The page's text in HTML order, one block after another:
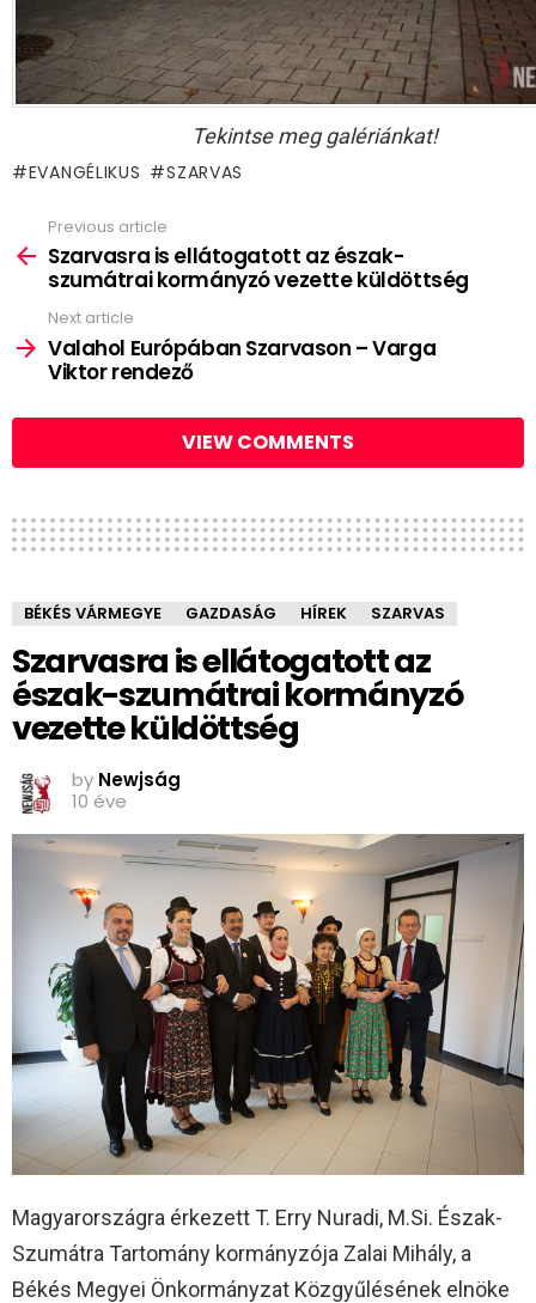
Tekintse meg galériánkat!
EVANGÉLIKUS SZARVAS
more
Previous article
Szarvasra is ellátogatott az észak-
szumátrai kormányzó vezette küldöttség
Next article
Valahol Európában Szarvason – Varga
Viktor rendező
VIEW COMMENTS
BÉKÉS VÁRMEGYE GAZDASÁG HÍREK SZARVAS
Szarvasra is ellátogatott az
észak-szumátrai kormányzó
vezette küldöttség
by Newjság
10 éve
Magyarországra érkezett T. Erry Nuradi, M.Si. Észak-
Szumátra Tartomány kormányzója Zalai Mihály, a
Békés Megyei Önkormányzat Közgyűlésének elnöke